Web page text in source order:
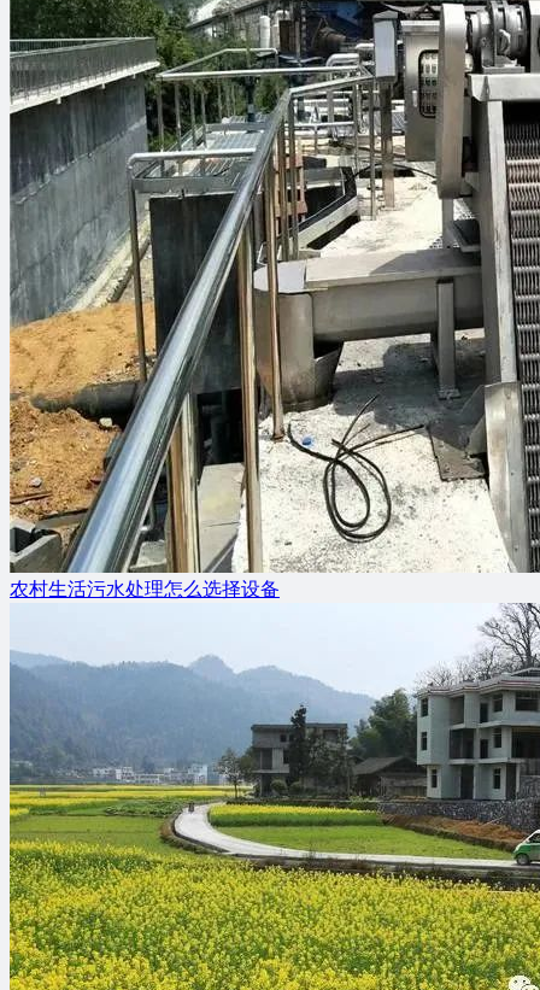
农村生活污水处理怎么选择设备